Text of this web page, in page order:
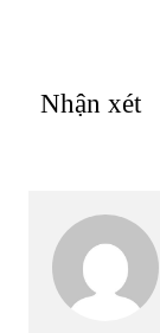
Nhận xét